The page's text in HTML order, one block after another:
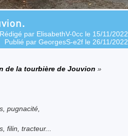
Rédigé par ElisabethV-0cc le 15/11/2022
Publié par GeorgesS-e2f le 26/11/2022
de la tourbière de Jouvion »
pugnacité,
filin, tracteur...